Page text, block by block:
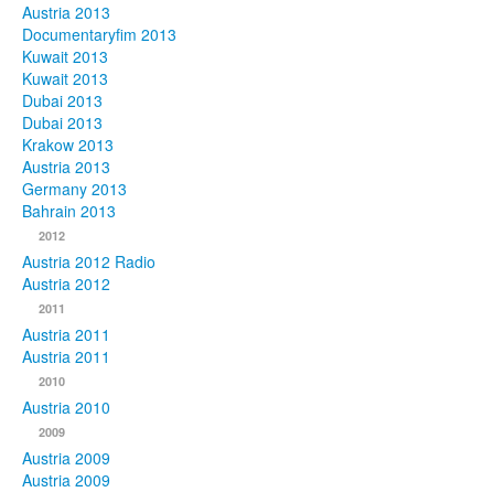
Austria 2013
Documentaryfim 2013
Kuwait 2013
Kuwait 2013
Dubai 2013
Dubai 2013
Krakow 2013
Austria 2013
Germany 2013
Bahrain 2013
2012
Austria 2012 Radio
Austria 2012
2011
Austria 2011
Austria 2011
2010
Austria 2010
2009
Austria 2009
Austria 2009